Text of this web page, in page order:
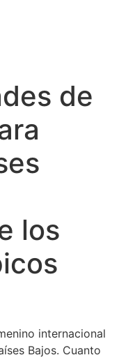
de
los
internacional
Bajos. Cuanto